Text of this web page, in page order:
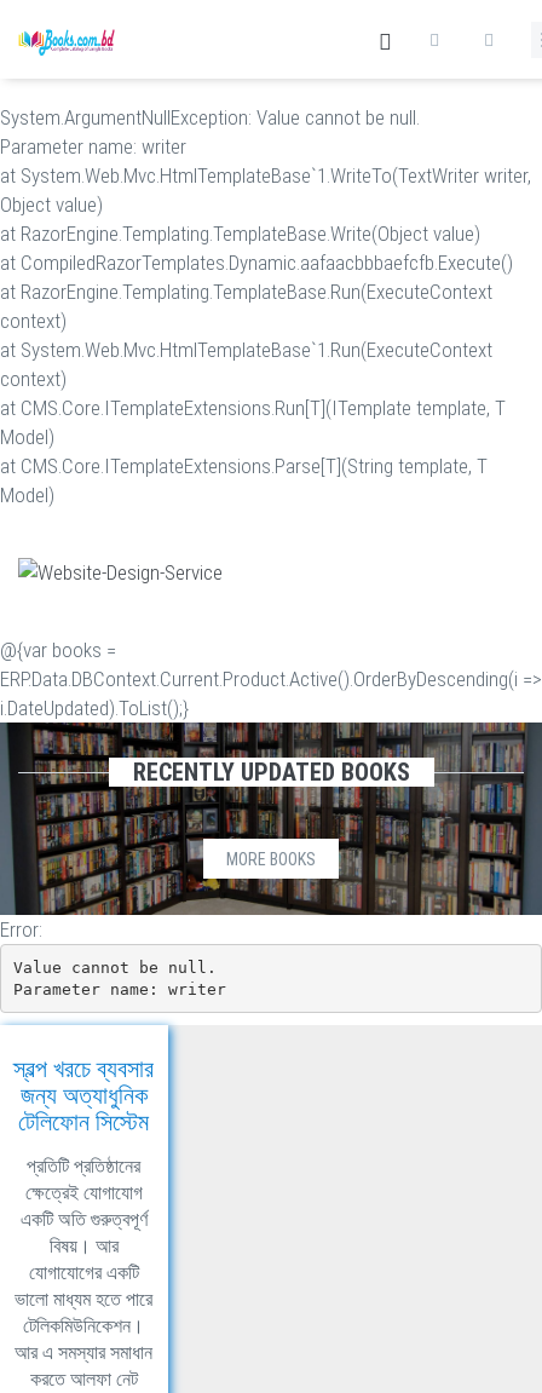
System.ArgumentNullException: Value cannot be null.
Parameter name: writer
at System.Web.Mvc.HtmlTemplateBase`1.WriteTo(TextWriter writer,
Object value)
at RazorEngine.Templating.TemplateBase.Write(Object value)
at CompiledRazorTemplates.Dynamic.aafaacbbbaefcfb.Execute()
at RazorEngine.Templating.TemplateBase.Run(ExecuteContext
context)
at System.Web.Mvc.HtmlTemplateBase`1.Run(ExecuteContext
context)
at CMS.Core.ITemplateExtensions.Run[T](ITemplate template, T
Model)
at CMS.Core.ITemplateExtensions.Parse[T](String template, T
Model)
@{var books =
ERP.Data.DBContext.Current.Product.Active().OrderByDescending(i =>
i.DateUpdated).ToList();}
RECENTLY UPDATED BOOKS
MORE BOOKS
Error:
Value cannot be null.
Parameter name: writer
স্বল্প খরচে ব্যবসার
জন্য অত্যাধুনিক
টেলিফোন সিস্টেম
প্রতিটি প্রতিষ্ঠানের
ক্ষেত্রেই যোগাযোগ
একটি অতি গুরুত্বপূর্ণ
বিষয়। আর
যোগাযোগের একটি
ভালো মাধ্যম হতে পারে
টেলিকমিউনিকেশন।
আর এ সমস্যার সমাধান
করতে আলফা নেট